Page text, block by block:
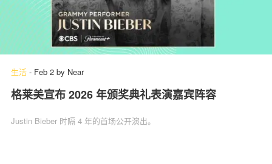
生活 - Feb 2 by Near
格莱美宣布 2026 年颁奖典礼表演嘉宾阵容
Justin Bieber 时隔 4 年的首场公开演出。